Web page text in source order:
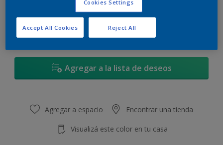
1 L
4 L
17,4 L
Calculadora de pintura
Calcular
Agregar a la lista de deseos
Agregar a espacio Encontrar una tienda
Visualizá este color en tu casa
Cookies Settings
Reject All
Accept All Cookies